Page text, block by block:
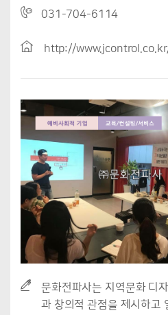
031-704-6114
http://
문화전파사는 지역문화 디
과 창의적 관점을 제시하고